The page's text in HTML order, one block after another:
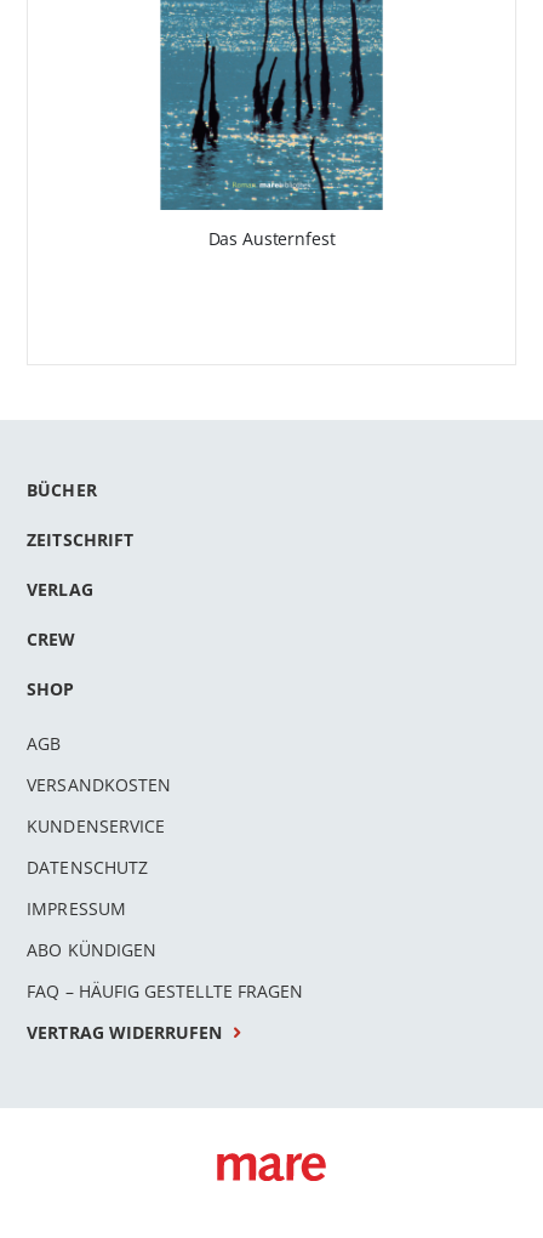
Das Austernfest
BÜCHER
ZEITSCHRIFT
VERLAG
CREW
SHOP
AGB
VERSANDKOSTEN
KUNDENSERVICE
DATENSCHUTZ
IMPRESSUM
ABO KÜNDIGEN
FAQ – HÄUFIG GESTELLTE FRAGEN
VERTRAG WIDERRUFEN